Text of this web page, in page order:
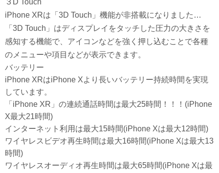
３D Touch
iPhone XRは「3D Touch」機能が非搭載になりました…
「3D Touch」はディスプレイをタッチした圧力の大きさを
感知する機能で、アイコンなどを強く押し込むことで各種
のメニューや項目などが表示できます。
バッテリー
iPhone XRはiPhone Xより長いバッテリー持続時間を実現
しています。
「iPhone XR」の連続通話時間は最大25時間！！！(iPhone
X最大21時間)
インターネット利用は最大15時間(iPhone Xは最大12時間)
ワイヤレスビデオ再生時間は最大16時間(iPhone Xは最大13
時間)
ワイヤレスオーディオ再生時間は最大65時間(iPhone Xは最